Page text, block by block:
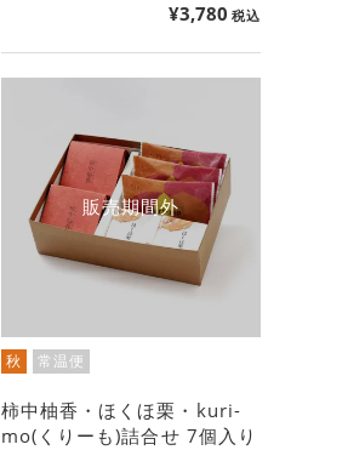
¥3,780 税込
販売期間外
秋 常温便
柿中柚香・ほくほ栗・kuri-
mo(くりーも)詰合せ 7個入り